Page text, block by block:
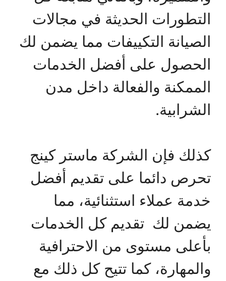
التطورات الحديثة في مجالات
الصيانة التكييفات مما يضمن لك
الحصول على أفضل الخدمات
الممكنة والفعالة داخل مدن
الشرابية.
كذلك فإن الشركة ماستر كينج
تحرص دائما على تقديم أفضل
خدمة عملاء استثنائية، مما
يضمن لك تقديم كل الخدمات
بأعلى مستوى من الاحترافية
والمهارة، كما تتيح كل ذلك مع